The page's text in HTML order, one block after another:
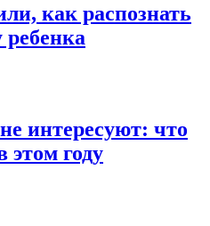
как распознать
ребенка
интересуют: что
этом году